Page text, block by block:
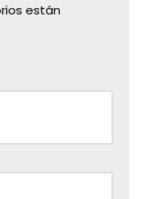
están